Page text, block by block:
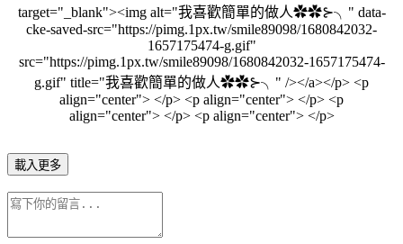
target="_blank"><img alt="我喜歡簡單的做人✿✿⊱╮" data-
cke-saved-src="https://pimg.1px.tw/smile89098/1680842032-
1657175474-g.gif"
src="https://pimg.1px.tw/smile89098/1680842032-1657175474-
g.gif" title="我喜歡簡單的做人✿✿⊱╮" /></a></p> <p
align="center"> </p> <p align="center"> </p> <p
align="center"> </p> <p align="center"> </p>
載入更多